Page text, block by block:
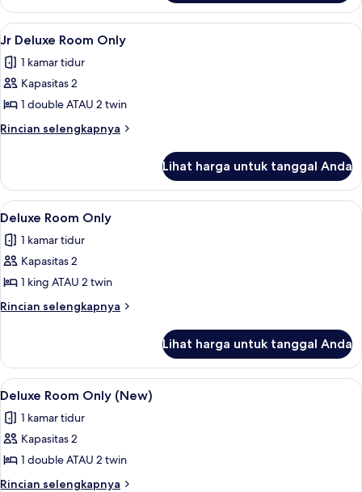
Kamar
Deluks
(New)
Lihat
semua
foto
untuk
Jr
Deluxe
1
Jr Deluxe Room Only
1 kamar tidur
Kapasitas 2
1 double ATAU 2 twin
Rincian selengkapnya
Rincian
Jr
Deluxe
Room
Lihat harga untuk tanggal Anda
Lihat
semua
foto
untuk
Deluxe
Room
1
Deluxe Room Only
1 kamar tidur
Kapasitas 2
1 king ATAU 2 twin
Rincian selengkapnya
Rincian
Deluxe
Room
Only
Lihat harga untuk tanggal Anda
Lihat
semua
foto
untuk
Deluxe
Room
2
Deluxe Room Only (New)
1 kamar tidur
Kapasitas 2
1 double ATAU 2 twin
Rincian selengkapnya
Rincian